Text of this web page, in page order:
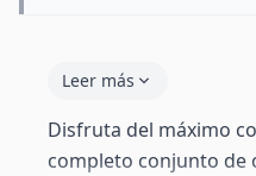
Leer más
Disfruta del máximo
completo conjunto de